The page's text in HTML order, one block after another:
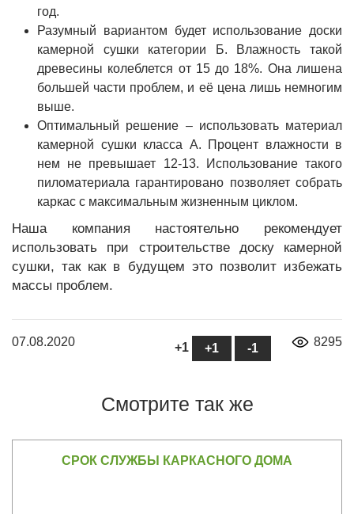
год.
Разумный вариантом будет использование доски
камерной сушки категории Б. Влажность такой
древесины колеблется от 15 до 18%. Она лишена
большей части проблем, и её цена лишь немногим
выше.
Оптимальный решение – использовать материал
камерной сушки класса А. Процент влажности в
нем не превышает 12-13. Использование такого
пиломатериала гарантировано позволяет собрать
каркас с максимальным жизненным циклом.
Наша компания настоятельно рекомендует
использовать при строительстве доску камерной
сушки, так как в будущем это позволит избежать
массы проблем.
07.08.2020 8295
+1
Смотрите так же
СРОК СЛУЖБЫ КАРКАСНОГО ДОМА